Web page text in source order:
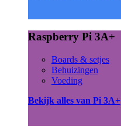
Raspberry Pi 3A+
Boards & setjes
Behuizingen
Voeding
Bekijk alles van Pi 3A+